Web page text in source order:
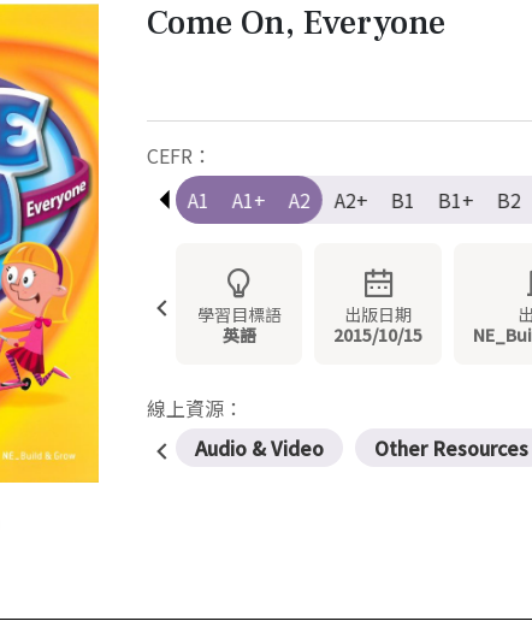
Come On, Everyone
CEFR：
Pre-A1
A1 A1+ A2 A2+ B1 B1+ B2
學習目標語
英語
出版日期
2015/10/15
線上資源：
Audio & Video
Other Resources